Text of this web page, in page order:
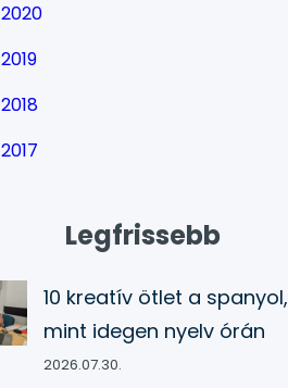
2020
2019
2018
2017
Legfrissebb
10 kreatív ötlet a spanyol,
mint idegen nyelv órán
2026.07.30.